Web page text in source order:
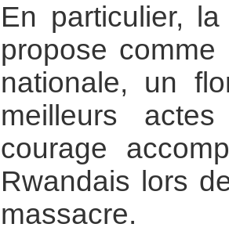
En particulier,
propose
nationale, un
meilleurs
courage
Rwandais lors
massacre.